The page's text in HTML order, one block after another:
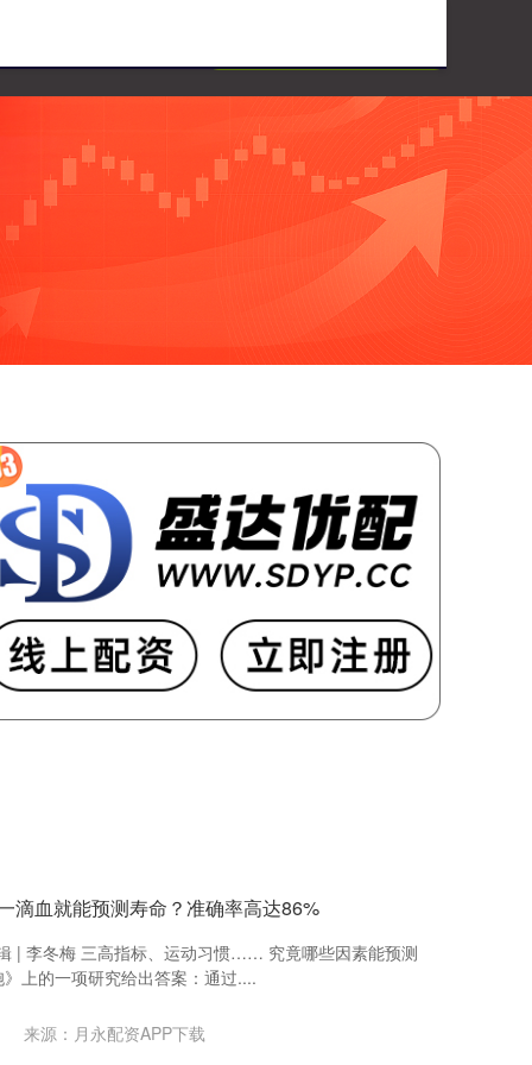
滴血就能预测寿命？准确率高达86%
| 李冬梅 三高指标、运动习惯…… 究竟哪些因素能预测
上的一项研究给出答案：通过....
来源：月永配资APP下载